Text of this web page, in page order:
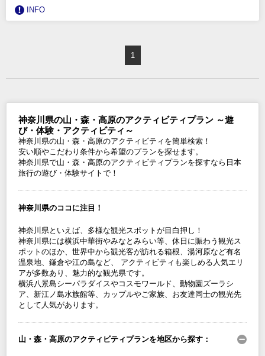
INFO
1
神奈川県の山・森・高原のアクティビティプラン ～遊
び・体験・アクティビティ～
神奈川県の山・森・高原のアクティビティを簡単検索！
安い順やこだわり条件から希望のプランを探せます。
神奈川県で山・森・高原のアクティビティプランを探すなら日本
旅行の遊び・体験サイトで！
神奈川県のココに注目！
神奈川県といえば、多様な観光スポットが目白押し！
神奈川県には横浜中華街やみなとみらい等、休日に賑わう観光ス
ポットのほか、世界中から観光客が訪れる箱根、湯河原など有名
温泉地、鎌倉や江の島など、 アクティビティも楽しめる人気エリ
アが多数あり、魅力的な観光県です。
横浜八景島シーパラダイスやコスモワールド、動物園ズーラシ
ア、新江ノ島水族館等、カップルやご家族、お友達同士の観光先
として人気があります。
山・森・高原のアクティビティプランを地区から探す：